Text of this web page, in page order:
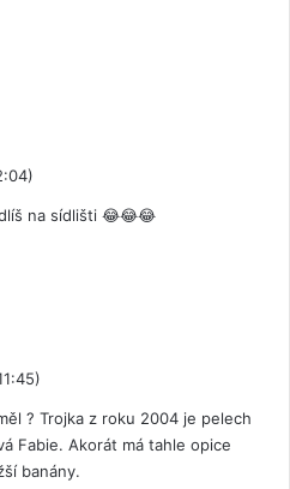
na sídlišti 😂😂😂
? Trojka z roku 2004 je pelech
Fabie. Akorát má tahle opice
banány.